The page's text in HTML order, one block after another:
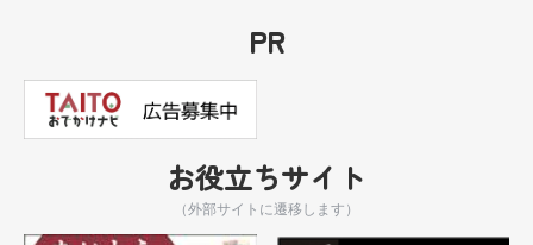
PR
お役立ちサイト
（外部サイトに遷移します）